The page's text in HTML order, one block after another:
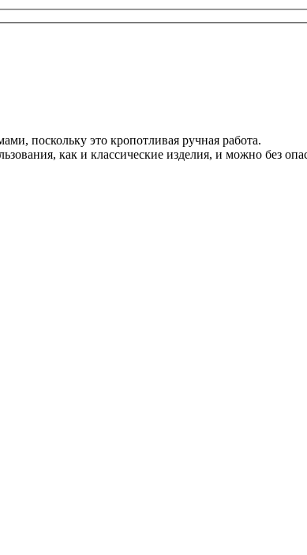
поскольку это кропотливая ручная работа.
как и классические изделия, и можно без